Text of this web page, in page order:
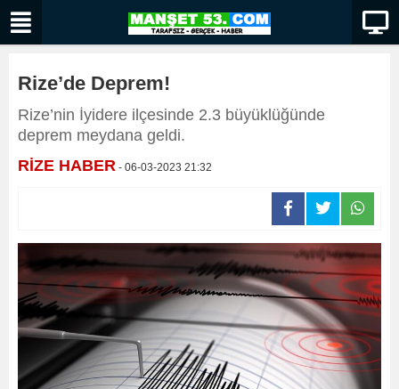
Rize’de Deprem!
Rize’nin İyidere ilçesinde 2.3 büyüklüğünde
deprem meydana geldi.
RİZE HABER - 06-03-2023 21:32